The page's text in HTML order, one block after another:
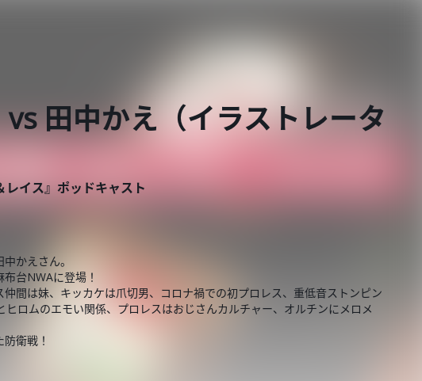
田中かえ（イラストレータ
イス』ポッドキャスト
かえさん。
台NWAに登場！
間は妹、キッカケは爪切男、コロナ禍での初プロレス、重低音ストンピン
ヒロムのエモい関係、プロレスはおじさんカルチャー、オルチンにメロメ
衛戦！